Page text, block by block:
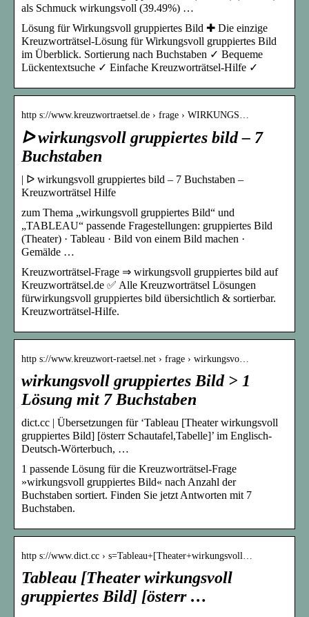
als Schmuck wirkungsvoll (39.49%) …
Lösung für Wirkungsvoll gruppiertes Bild ✚ Die einzige
Kreuzworträtsel-Lösung für Wirkungsvoll gruppiertes Bild
im Überblick. Sortierung nach Buchstaben ✓ Bequeme
Lückentextsuche ✓ Einfache Kreuzworträtsel-Hilfe ✓
http s://www.kreuzwortraetsel.de › frage › WIRKUNGS…
ᐅ wirkungsvoll gruppiertes bild – 7
Buchstaben
| ᐅ wirkungsvoll gruppiertes bild – 7 Buchstaben –
Kreuzworträtsel Hilfe
zum Thema „wirkungsvoll gruppiertes Bild“ und
„TABLEAU“ passende Fragestellungen: gruppiertes Bild
(Theater) · Tableau · Bild von einem Bild machen ·
Gemälde …
Kreuzworträtsel-Frage ⇒ wirkungsvoll gruppiertes bild auf
Kreuzworträtsel.de ✅ Alle Kreuzworträtsel Lösungen
fürwirkungsvoll gruppiertes bild übersichtlich & sortierbar.
Kreuzworträtsel-Hilfe.
http s://www.kreuzwort-raetsel.net › frage › wirkungsvo…
wirkungsvoll gruppiertes Bild > 1
Lösung mit 7 Buchstaben
dict.cc | Übersetzungen für ‘Tableau [Theater wirkungsvoll
gruppiertes Bild] [österr Schautafel,Tabelle]’ im Englisch-
Deutsch-Wörterbuch, …
1 passende Lösung für die Kreuzworträtsel-Frage
»wirkungsvoll gruppiertes Bild« nach Anzahl der
Buchstaben sortiert. Finden Sie jetzt Antworten mit 7
Buchstaben.
http s://www.dict.cc › s=Tableau+[Theater+wirkungsvoll…
Tableau [Theater wirkungsvoll
gruppiertes Bild] [österr …